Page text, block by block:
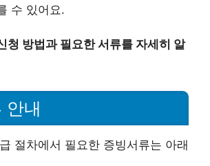
수 있어요.
청 방법과 필요한 서류를 자세히 알
안내
절차에서 필요한 증빙서류는 아래